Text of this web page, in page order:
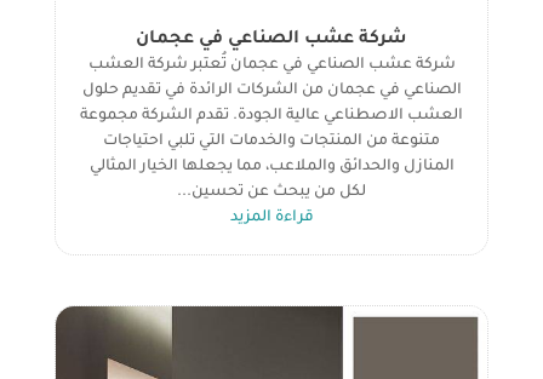
شركة عشب الصناعي في عجمان
شركة عشب الصناعي في عجمان تُعتبر شركة العشب
الصناعي في عجمان من الشركات الرائدة في تقديم حلول
العشب الاصطناعي عالية الجودة. تقدم الشركة مجموعة
متنوعة من المنتجات والخدمات التي تلبي احتياجات
المنازل والحدائق والملاعب، مما يجعلها الخيار المثالي
لكل من يبحث عن تحسين...
قراءة المزيد